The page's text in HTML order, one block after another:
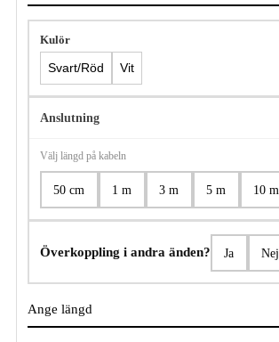
Kulör
Svart/Röd Vit
Anslutning
Välj längd på kabeln
50 cm 1 m 3 m 5 m 10 m
Överkoppling i andra änden? Ja Nej
Ange längd